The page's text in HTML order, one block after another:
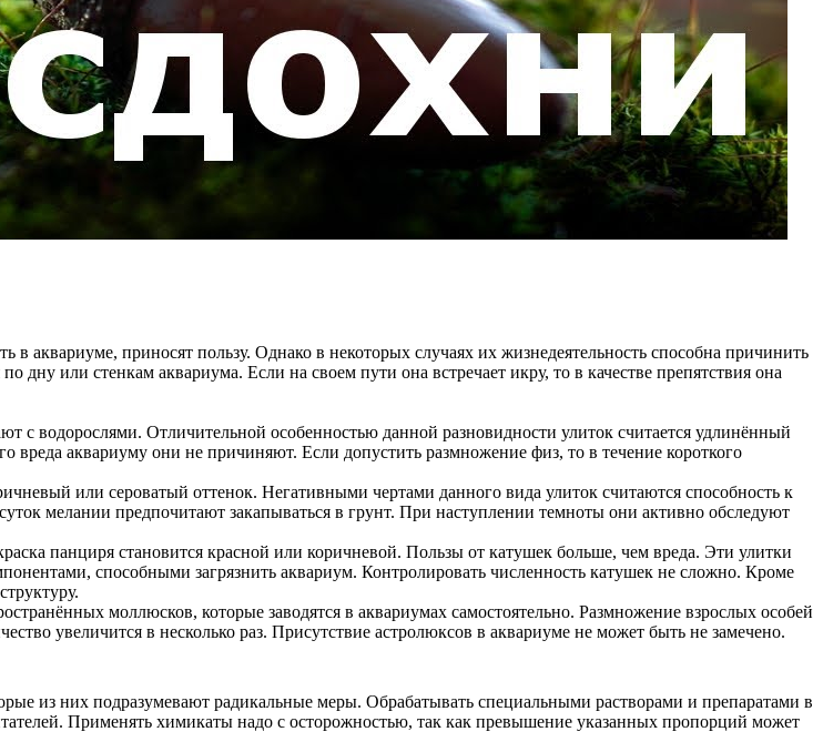
аквариуме, приносят пользу. Однако в некоторых случаях их жизнедеятельность способна причинить
или стенкам аквариума. Если на своем пути она встречает икру, то в качестве препятствия она
водорослями. Отличительной особенностью данной разновидности улиток считается удлинённый
аквариуму они не причиняют. Если допустить размножение физ, то в течение короткого
или сероватый оттенок. Негативными чертами данного вида улиток считаются способность к
мелании предпочитают закапываться в грунт. При наступлении темноты они активно обследуют
панциря становится красной или коричневой. Пользы от катушек больше, чем вреда. Эти улитки
способными загрязнить аквариум. Контролировать численность катушек не сложно. Кроме
моллюсков, которые заводятся в аквариумах самостоятельно. Размножение взрослых особей
увеличится в несколько раз. Присутствие астролюксов в аквариуме не может быть не замечено.
из них подразумевают радикальные меры. Обрабатывать специальными растворами и препаратами в
Применять химикаты надо с осторожностью, так как превышение указанных пропорций может